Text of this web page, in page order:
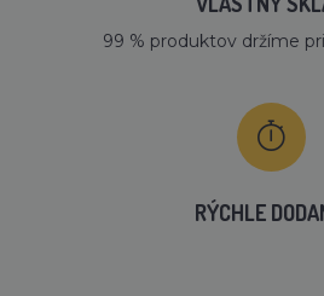
99 % produktov držíme
RÝCHLE